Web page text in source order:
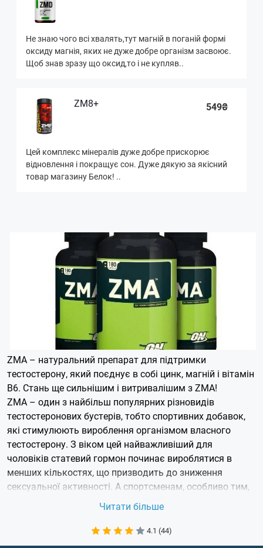
Не знаю чого всі хвалять,тут магній в поганій формі
оксиду магнія, яких не дуже добре організм засвоює.
Щоб знав зразу що оксид,то і не купляв..
ZM8+ 549₴
Цей комплекс мінералів дуже добре прискорює
відновлення і покращує сон. Дуже дякую за якісний
товар магазину Белок! ..
ZMA – натуральний препарат для підтримки
тестостерону, який поєднує в собі цинк, магній і вітамін
В6. Стань ще сильнішим і витривалішим з ZMA!
ZMA – один з найбільш популярних різновидів
тестостеронових бустерів, тобто спортивних добавок,
які стимулюють вироблення організмом власного
тестостерону. З віком цей найважливіший для
чоловіків статевий гормон починає вироблятися в
менших кількостях, що призводить до зниження
сексуальної активності. А спортсменам, особливо тим,
хто займається бодібілдінгом, тестостерон необхідний
для нарощування м'язів. Можна компенсувати дефіцит
власного тестостерону прийомом синтетичних
Читати більше
4.1 (44)